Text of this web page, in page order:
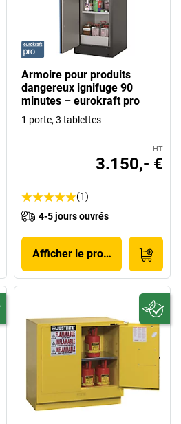
Armoire pour produits
dangereux ignifuge 90
minutes – eurokraft pro
1 porte, 3 tablettes
HT
3.150,- €
(1)
4-5 jours ouvrés
Afficher le produit